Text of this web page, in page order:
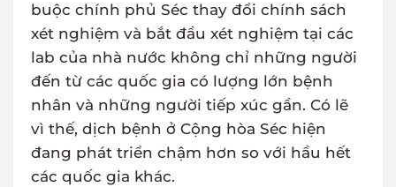
buộc chính phủ Séc thay đổi chính sách
xét nghiệm và bắt đầu xét nghiệm tại các
lab của nhà nước không chỉ những người
đến từ các quốc gia có lượng lớn bệnh
nhân và những người tiếp xúc gần. Có lẽ
vì thế, dịch bệnh ở Cộng hòa Séc hiện
đang phát triển chậm hơn so với hầu hết
các quốc gia khác.